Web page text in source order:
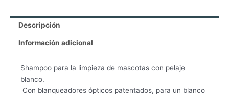
Descripción
Información adicional
Shampoo para la limpieza de mascotas con pelaje
blanco.
 Con blanqueadores ópticos patentados, para un blanco